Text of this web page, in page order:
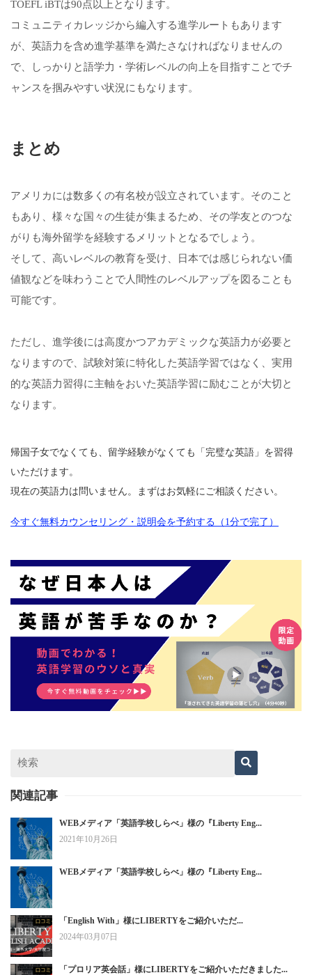
TOEFL iBTは90点以上となります。
コミュニティカレッジから編入する進学ルートもあります
が、英語力を含め進学基準を満たさなければなりませんの
で、しっかりと語学力・学術レベルの向上を目指すことでチ
ャンスを掴みやすい状況にもなります。
まとめ
アメリカには数多くの有名校が設立されています。そのこと
もあり、様々な国々の生徒が集まるため、その学友とのつな
がりも海外留学を経験するメリットとなるでしょう。
そして、高いレベルの教育を受け、日本では感じられない価
値観などを味わうことで人間性のレベルアップを図ることも
可能です。
ただし、進学後には高度かつアカデミックな英語力が必要と
なりますので、試験対策に特化した英語学習ではなく、実用
的な英語力習得に主軸をおいた英語学習に励むことが大切と
なります。
帰国子女でなくても、留学経験がなくても「完璧な英語」を習得
いただけます。
現在の英語力は問いません。まずはお気軽にご相談ください。
今すぐ無料カウンセリング・説明会を予約する（1分で完了）
関連記事
WEBメディア「英語学校しらべ」様の『Liberty Eng...
2021年10月26日
WEBメディア「英語学校しらべ」様の『Liberty Eng...
「English With」様にLIBERTYをご紹介いただ...
2024年03月07日
「プロリア英会話」様にLIBERTYをご紹介いただきました...